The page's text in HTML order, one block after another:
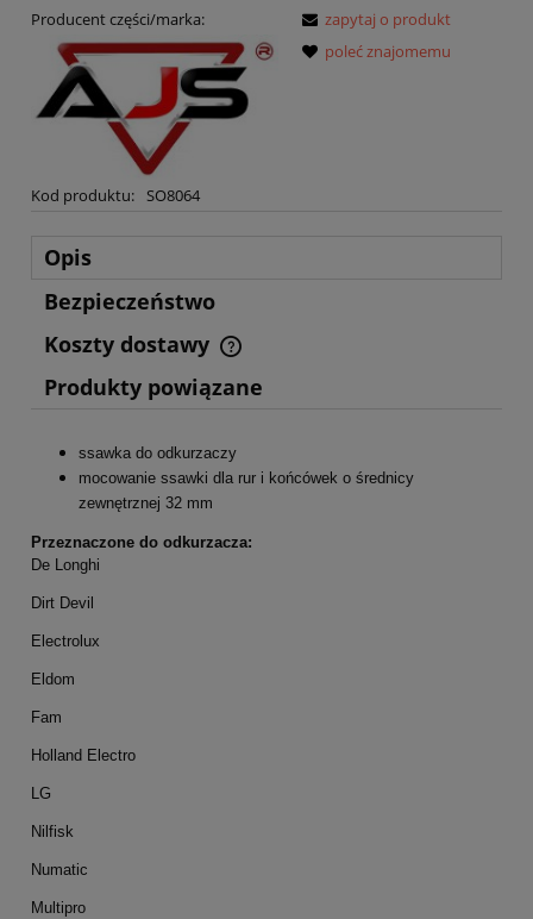
Producent części/marka:
Kod produktu: SO8064
zapytaj o produkt
poleć znajomemu
Opis
Bezpieczeństwo
Koszty dostawy
Cena nie zawiera ewentualnych kosztów płatności
Produkty powiązane
ssawka do odkurzaczy
mocowanie ssawki dla rur i końcówek o średnicy
zewnętrznej 32 mm
Przeznaczone do odkurzacza:
De Longhi
Dirt Devil
Electrolux
Eldom
Fam
Holland Electro
LG
Nilfisk
Numatic
Multipro